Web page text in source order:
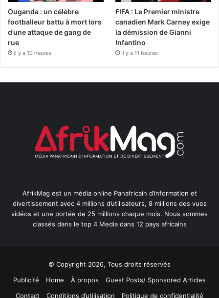
Ouganda : un célèbre
footballeur battu à mort lors
d’une attaque de gang de
rue
il y a 10 heures
FIFA : Le Premier ministre
canadien Mark Carney exige
la démission de Gianni
Infantino
il y a 11 heures
AfrikMag est un média online Panafricain d’information et
divertissement avec 4 millions d’utilisateurs, 8 millions des vues
vidéos et une portée de 25 millions chaque mois. Nous sommes
classés dans le top 4 Media dans 12 pays africains
© Copyright 2026, Tous droits réservés
Publicité
Home À propos
Guest Posts/ Sponsored Articles
Contact
Conditions d’utilisation Politique de confidentialité